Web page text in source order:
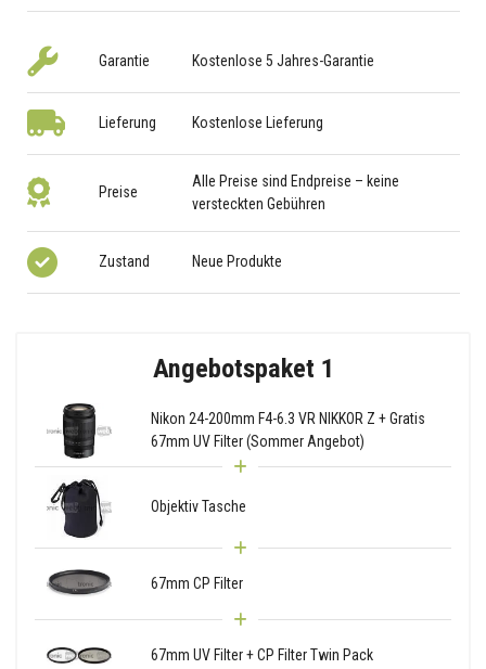
Garantie Kostenlose 5 Jahres-Garantie
Lieferung Kostenlose Lieferung
Preise
Alle Preise sind Endpreise – keine
versteckten Gebühren
Zustand Neue Produkte
Angebotspaket 1
Nikon 24-200mm F4-6.3 VR NIKKOR Z + Gratis
67mm UV Filter (Sommer Angebot)
Objektiv Tasche
67mm CP Filter
67mm UV Filter + CP Filter Twin Pack